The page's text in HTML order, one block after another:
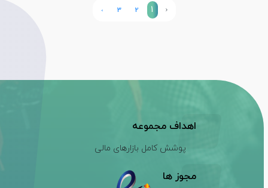
‹
1
2
3
›
اهداف مجموعه
پوشش کامل بازارهای مالی
مجوز ها